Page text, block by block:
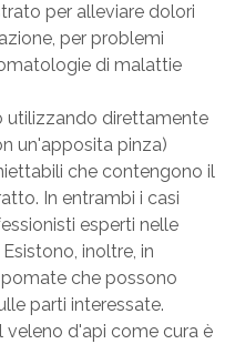
per alleviare dolori
per problemi
di malattie
utilizzando direttamente
un'apposita pinza)
che contengono il
In entrambi i casi
esperti nelle
inoltre, in
che possono
parti interessate.
veleno d'api come cura è